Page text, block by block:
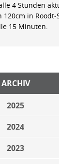
4 Stunden
120cm in Roodt-
15 Minuten.
ARCHIV
2025
2024
2023